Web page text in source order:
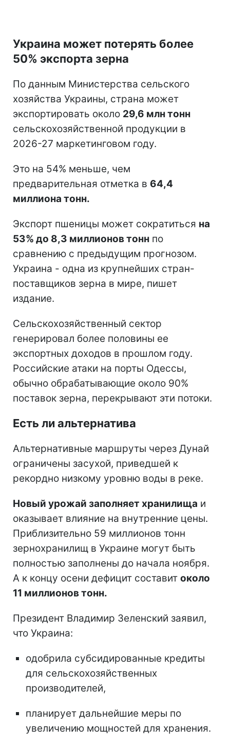
Украина может потерять более
50% экспорта зерна
По данным Министерства сельского
хозяйства Украины, страна может
экспортировать около 29,6 млн тонн
сельскохозяйственной продукции в
2026-27 маркетинговом году.
Это на 54% меньше, чем
предварительная отметка в 64,4
миллиона тонн.
Экспорт пшеницы может сократиться на
53% до 8,3 миллионов тонн по
сравнению с предыдущим прогнозом.
Украина - одна из крупнейших стран-
поставщиков зерна в мире, пишет
издание.
Сельскохозяйственный сектор
генерировал более половины ее
экспортных доходов в прошлом году.
Российские атаки на порты Одессы,
обычно обрабатывающие около 90%
поставок зерна, перекрывают эти потоки.
Есть ли альтернатива
Альтернативные маршруты через Дунай
ограничены засухой, приведшей к
рекордно низкому уровню воды в реке.
Новый урожай заполняет хранилища и
оказывает влияние на внутренние цены.
Приблизительно 59 миллионов тонн
зернохранилищ в Украине могут быть
полностью заполнены до начала ноября.
А к концу осени дефицит составит около
11 миллионов тонн.
Президент Владимир Зеленский заявил,
что Украина:
одобрила субсидированные кредиты
для сельскохозяйственных
производителей,
планирует дальнейшие меры по
увеличению мощностей для хранения.